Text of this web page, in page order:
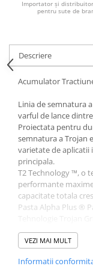
Acumulatori VRLA
Baterii si
de 6-12 V
Acumulatori Moto,
GEL
AGM
Li-Ion
SLA AGM (Sealed
Deep Cycle -
Tractiune
Marine & Caravan
APC
Pachete acumulatori
Sisteme de
Importator și
pentru sute de
Descriere
Acumulator
Linia de semnatura
varful de lance
Proiectata pentru
semnatura a Trojan
varietate de aplicatii
principala.
T2 Technology ™, o
performante
capacitate totala
Pasta Alpha Plus ®
Separator Maxguard
Tubulaturi Snake (TM)
Specificatii Tehnice:
VEZI MAI MULT
Informatii